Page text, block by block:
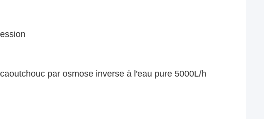
par osmose inverse à l'eau pure 5000L/h